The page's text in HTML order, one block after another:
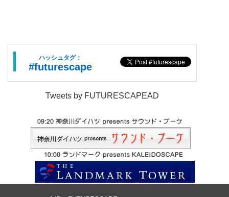
ハッシュタグ：
#futurescape
Tweets by FUTURESCAPEAD